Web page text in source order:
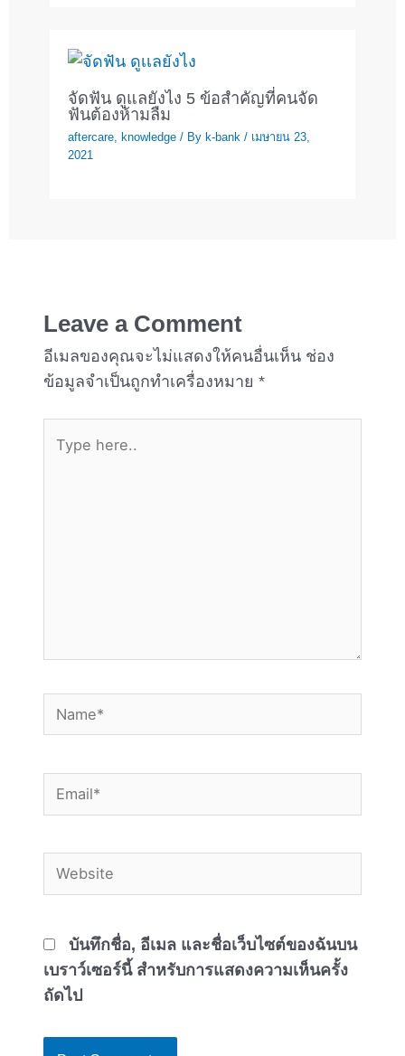
จัดฟัน ดูแลยังไง 5 ข้อสำคัญที่คนจัด
ฟันต้องห้ามลืม
aftercare, knowledge/ By k-bank / เมษายน 23,
2021
Leave a Comment
อีเมลของคุณจะไม่แสดงให้คนอื่นเห็น ช่อง
ข้อมูลจำเป็นถูกทำเครื่องหมาย*
here..
Name*
Email*
Website
บันทึกชื่อ, อีเมล และชื่อเว็บไซต์ของฉันบน
เบราว์เซอร์นี้ สำหรับการแสดงความเห็นครั้ง
ถัดไป